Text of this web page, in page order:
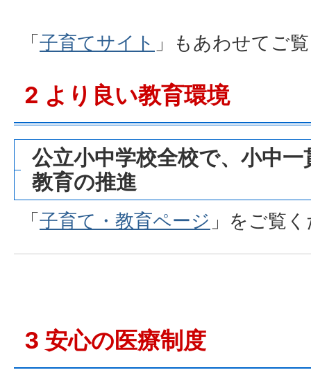
「 子育てサイト 」もあわせてご
2 より良い教育環境
公立小中学校全校で、小中
教育の推進
「 子育て・教育ページ 」をご覧
3 安心の医療制度